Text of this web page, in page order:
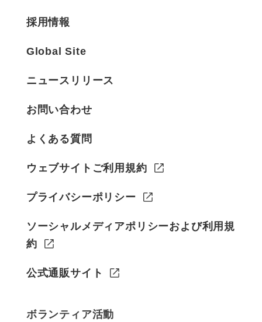
採用情報
Global Site
ニュースリリース
お問い合わせ
よくある質問
ウェブサイトご利用規約
プライバシーポリシー
ソーシャルメディアポリシーおよび利用規
約
公式通販サイト
ボランティア活動